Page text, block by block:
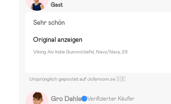
Gast
Sehr schön
Original anzeigen
Viking Alv Indie Gummistiefel, Navy/Navy, 29
Ursprünglich gepostet auf Jollyroom.se 🇸🇪
Gro Dahle
Verifizierter Käufer